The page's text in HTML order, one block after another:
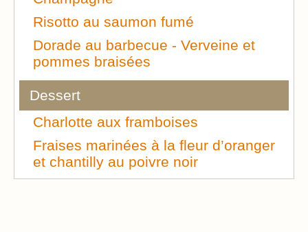
Risotto au saumon fumé
Dorade au barbecue - Verveine et
pommes braisées
Dessert
Charlotte aux framboises
Fraises marinées à la fleur d’oranger
et chantilly au poivre noir